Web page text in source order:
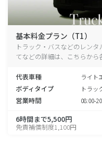
基本料金プラン（T1）
トラック・バスなどのレン
てなどの詳細は、こちらから
代表車種 ライト
ボディタイプ トラッ
営業時間 08:00-
6時間まで5,500円
免責補償制度1,100円